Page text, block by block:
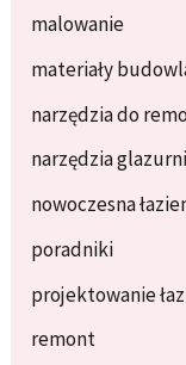
malowanie
materiały
narzędzia do
narzędzia
nowoczesna
poradniki
projektowanie
remont